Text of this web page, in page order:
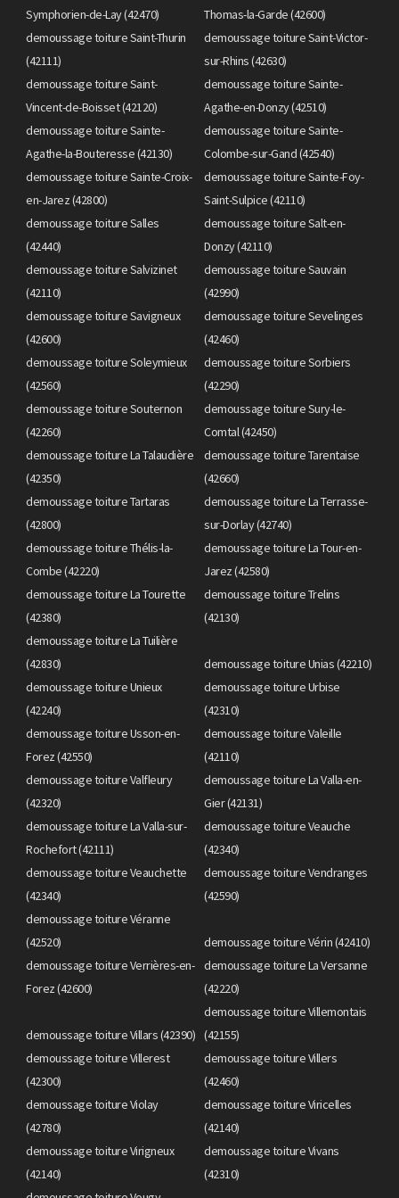
Symphorien-de-Lay (42470)
Thomas-la-Garde (42600)
demoussage toiture Saint-Thurin
(42111)
demoussage toiture Saint-Victor-
sur-Rhins (42630)
demoussage toiture Saint-
Vincent-de-Boisset (42120)
demoussage toiture Sainte-
Agathe-en-Donzy (42510)
demoussage toiture Sainte-
Agathe-la-Bouteresse (42130)
demoussage toiture Sainte-
Colombe-sur-Gand (42540)
demoussage toiture Sainte-Croix-
en-Jarez (42800)
demoussage toiture Sainte-Foy-
Saint-Sulpice (42110)
demoussage toiture Salles
(42440)
demoussage toiture Salt-en-
Donzy (42110)
demoussage toiture Salvizinet
(42110)
demoussage toiture Sauvain
(42990)
demoussage toiture Savigneux
(42600)
demoussage toiture Sevelinges
(42460)
demoussage toiture Soleymieux
(42560)
demoussage toiture Sorbiers
(42290)
demoussage toiture Souternon
(42260)
demoussage toiture Sury-le-
Comtal (42450)
demoussage toiture La Talaudière
(42350)
demoussage toiture Tarentaise
(42660)
demoussage toiture Tartaras
(42800)
demoussage toiture La Terrasse-
sur-Dorlay (42740)
demoussage toiture Thélis-la-
Combe (42220)
demoussage toiture La Tour-en-
Jarez (42580)
demoussage toiture La Tourette
(42380)
demoussage toiture Trelins
(42130)
demoussage toiture La Tuilière
(42830)
demoussage toiture Unias (42210)
demoussage toiture Unieux
(42240)
demoussage toiture Urbise
(42310)
demoussage toiture Usson-en-
Forez (42550)
demoussage toiture Valeille
(42110)
demoussage toiture Valfleury
(42320)
demoussage toiture La Valla-en-
Gier (42131)
demoussage toiture La Valla-sur-
Rochefort (42111)
demoussage toiture Veauche
(42340)
demoussage toiture Veauchette
(42340)
demoussage toiture Vendranges
(42590)
demoussage toiture Véranne
(42520)
demoussage toiture Vérin (42410)
demoussage toiture Verrières-en-
Forez (42600)
demoussage toiture La Versanne
(42220)
demoussage toiture Villars (42390)
demoussage toiture Villemontais
(42155)
demoussage toiture Villerest
(42300)
demoussage toiture Villers
(42460)
demoussage toiture Violay
(42780)
demoussage toiture Viricelles
(42140)
demoussage toiture Virigneux
(42140)
demoussage toiture Vivans
(42310)